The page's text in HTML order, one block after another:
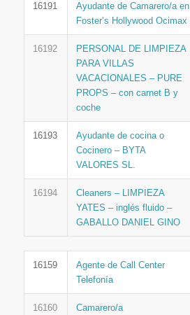
16191
Ayudante de Camarero/a en
Foster’s Hollywood Ocimax
16192
PERSONAL DE LIMPIEZA
PARA VILLAS
VACACIONALES – PURE
PROPS – con carnet B y
coche
16193
Ayudante de cocina o
Cocinero – BYTA
VALORES SL.
16194
Cleaners – LIMPIEZA
YATES – inglés fluido –
GABALLO DANIEL GINO
16159
Agente de Call Center
Telefonía
16160 Camarero/a